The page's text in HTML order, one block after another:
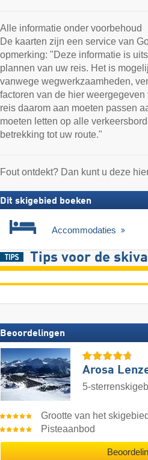
Alle informatie onder voorbehoud
De kaarten zijn een service van
opmerking: "Deze informatie is
plannen van uw reis. Het is
vanwege wegwerkzaamheden,
factoren van de hier
reis daarom aan moeten passen
moeten letten op alle
betrekking tot uw route."
Fout ontdekt? Dan kunt u deze
Dit skigebied boeken
Accommodaties
Tips voor de
Beoordelingen
Arosa
5-
Grootte van het skigebied
Pisteaanbod